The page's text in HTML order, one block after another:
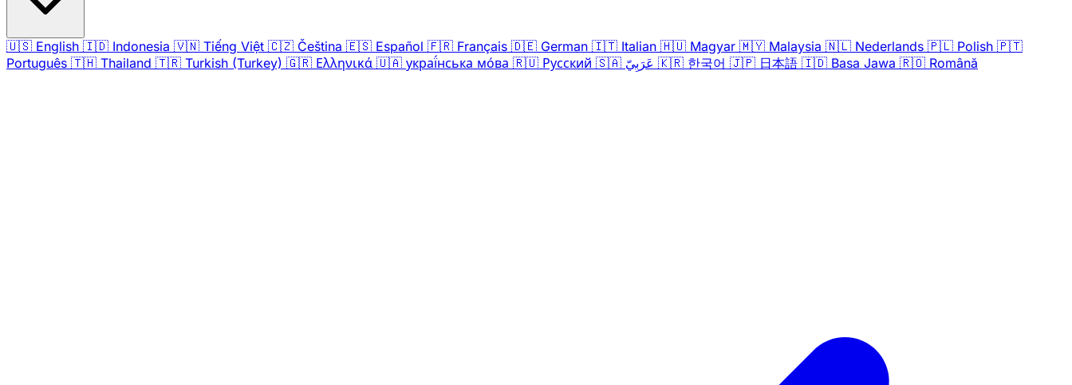
🇺🇸 English 🇮🇩 Indonesia 🇻🇳 Tiếng Việt 🇨🇿 Čeština 🇪🇸 Español 🇫🇷 Français 🇩🇪 German 🇮🇹 Italian 🇭🇺 Magyar 🇲🇾 Malaysia 🇳🇱 Nederlands 🇵🇱 Polish 🇵🇹
Português 🇹🇭 Thailand 🇹🇷 Turkish (Turkey) 🇬🇷 Ελληνικά 🇺🇦 украї́нська мо́ва 🇷🇺 Русский 🇸🇦 عَرَبِيّ 🇰🇷 한국어 🇯🇵 日本語 🇮🇩 Basa Jawa 🇷🇴 Română